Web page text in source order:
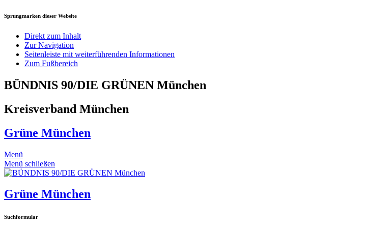
Sprungmarken dieser Website
Direkt zum Inhalt
Zur Navigation
Seitenleiste mit weiterführenden Informationen
Zum Fußbereich
BÜNDNIS 90/DIE GRÜNEN München
Kreisverband München
Grüne München
Menü
Menü schließen
Grüne München
Suchformular